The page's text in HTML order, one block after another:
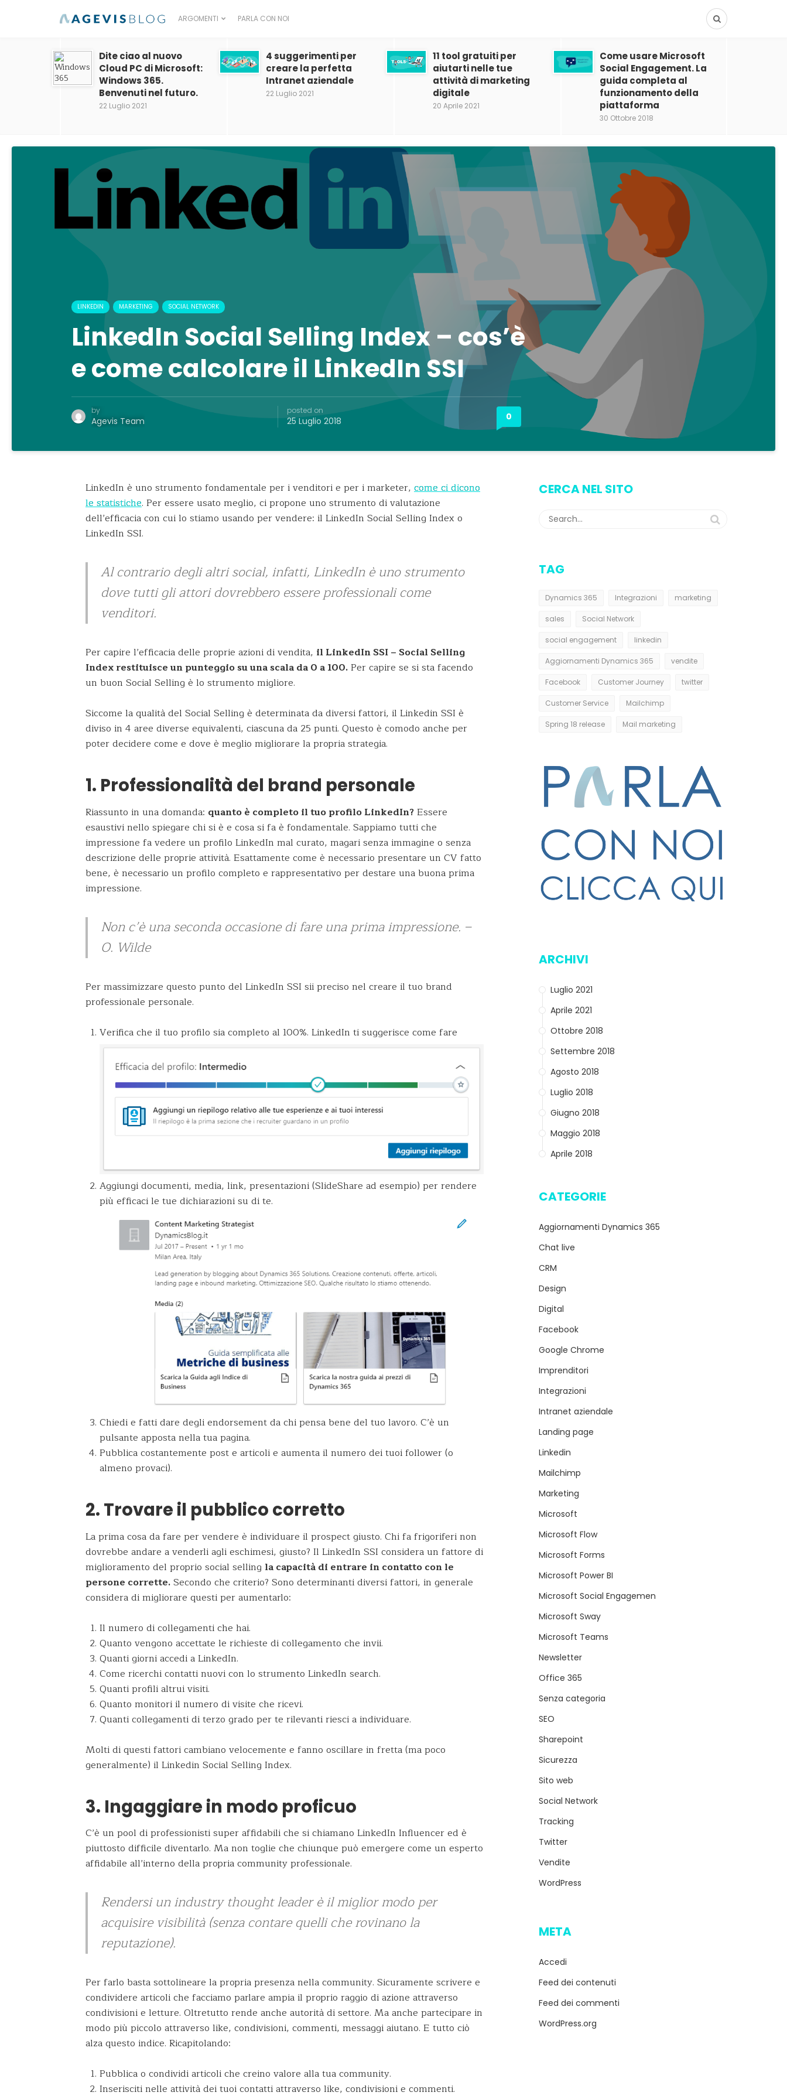
ARGOMENTI PARLA CON NOI
Dite ciao al nuovo
Cloud PC di Microsoft:
Windows 365.
Benvenuti nel futuro.
22 Luglio 2021
4 suggerimenti per
creare la perfetta
Intranet aziendale
22 Luglio 2021
11 tool gratuiti per
aiutarti nelle tue
attività di marketing
digitale
20 Aprile 2021
Come usare Microsoft
Social Engagement. La
guida completa al
funzionamento della
piattaforma
30 Ottobre 2018
LINKEDIN MARKETING SOCIAL NETWORK
LinkedIn Social Selling Index – cos’è
e come calcolare il LinkedIn SSI
by
Agevis Team
posted on
25 Luglio 2018 0
LinkedIn è uno strumento fondamentale per i venditori e per i marketer, come ci dicono
le statistiche. Per essere usato meglio, ci propone uno strumento di valutazione
dell’efficacia con cui lo stiamo usando per vendere: il LinkedIn Social Selling Index o
LinkedIn SSI.
Al contrario degli altri social, infatti, LinkedIn è uno strumento
dove tutti gli attori dovrebbero essere professionali come
venditori.
Per capire l’efficacia delle proprie azioni di vendita, il LinkedIn SSI – Social Selling
Index restituisce un punteggio su una scala da 0 a 100.Per capire se si sta facendo
un buon Social Selling è lo strumento migliore.
Siccome la qualità del Social Selling è determinata da diversi fattori, il Linkedin SSI è
diviso in 4 aree diverse equivalenti, ciascuna da 25 punti. Questo è comodo anche per
poter decidere come e dove è meglio migliorare la propria strategia.
1. Professionalità del brand personale
Riassunto in una domanda: quanto è completo il tuo profilo LinkedIn?Essere
esaustivi nello spiegare chi si è e cosa si fa è fondamentale. Sappiamo tutti che
impressione fa vedere un profilo LinkedIn mal curato, magari senza immagine o senza
descrizione delle proprie attività. Esattamente come è necessario presentare un CV fatto
bene, è necessario un profilo completo e rappresentativo per destare una buona prima
impressione.
Non c’è una seconda occasione di fare una prima impressione. –
O. Wilde
Per massimizzare questo punto del LinkedIn SSI sii preciso nel creare il tuo brand
professionale personale.
Verifica che il tuo profilo sia completo al 100%. LinkedIn ti suggerisce come fare
Aggiungi documenti, media, link, presentazioni (SlideShare ad esempio) per rendere
più efficaci le tue dichiarazioni su di te.
Chiedi e fatti dare degli endorsement da chi pensa bene del tuo lavoro. C’è un
pulsante apposta nella tua pagina.
Pubblica costantemente post e articoli e aumenta il numero dei tuoi follower (o
almeno provaci).
2. Trovare il pubblico corretto
La prima cosa da fare per vendere è individuare il prospect giusto. Chi fa frigoriferi non
dovrebbe andare a venderli agli eschimesi, giusto? Il LinkedIn SSI considera un fattore di
miglioramento del proprio social selling la capacità di entrare in contatto con le
persone corrette.Secondo che criterio? Sono determinanti diversi fattori, in generale
considera di migliorare questi per aumentarlo:
Il numero di collegamenti che hai.
Quanto vengono accettate le richieste di collegamento che invii.
Quanti giorni accedi a LinkedIn.
Come ricerchi contatti nuovi con lo strumento LinkedIn search.
Quanti profili altrui visiti.
Quanto monitori il numero di visite che ricevi.
Quanti collegamenti di terzo grado per te rilevanti riesci a individuare.
Molti di questi fattori cambiano velocemente e fanno oscillare in fretta (ma poco
generalmente) il Linkedin Social Selling Index.
3. Ingaggiare in modo proficuo
C’è un pool di professionisti super affidabili che si chiamano LinkedIn Influencer ed è
piuttosto difficile diventarlo. Ma non toglie che chiunque può emergere come un esperto
affidabile all’interno della propria community professionale.
Rendersi un industry thought leader è il miglior modo per
acquisire visibilità (senza contare quelli che rovinano la
reputazione).
Per farlo basta sottolineare la propria presenza nella community. Sicuramente scrivere e
condividere articoli che facciamo parlare ampia il proprio raggio di azione attraverso
condivisioni e letture. Oltretutto rende anche autorità di settore. Ma anche partecipare in
modo più piccolo attraverso like, condivisioni, commenti, messaggi aiutano. E tutto ciò
alza questo indice. Ricapitolando:
Pubblica o condividi articoli che creino valore alla tua community.
Inserisciti nelle attività dei tuoi contatti attraverso like, condivisioni e commenti.
CERCA NEL SITO
TAG
Dynamics 365 Integrazioni marketing
sales Social Network
social engagement linkedin
Aggiornamenti Dynamics 365 vendite
Facebook Customer Journey twitter
Customer Service Mailchimp
Spring 18 release Mail marketing
ARCHIVI
Luglio 2021
Aprile 2021
Ottobre 2018
Settembre 2018
Agosto 2018
Luglio 2018
Giugno 2018
Maggio 2018
Aprile 2018
CATEGORIE
Aggiornamenti Dynamics 365
Chat live
CRM
Design
Digital
Facebook
Google Chrome
Imprenditori
Integrazioni
Intranet aziendale
Landing page
Linkedin
Mailchimp
Marketing
Microsoft
Microsoft Flow
Microsoft Forms
Microsoft Power BI
Microsoft Social Engagemen
Microsoft Sway
Microsoft Teams
Newsletter
Office 365
Senza categoria
SEO
Sharepoint
Sicurezza
Sito web
Social Network
Tracking
Twitter
Vendite
WordPress
META
Accedi
Feed dei contenuti
Feed dei commenti
WordPress.org